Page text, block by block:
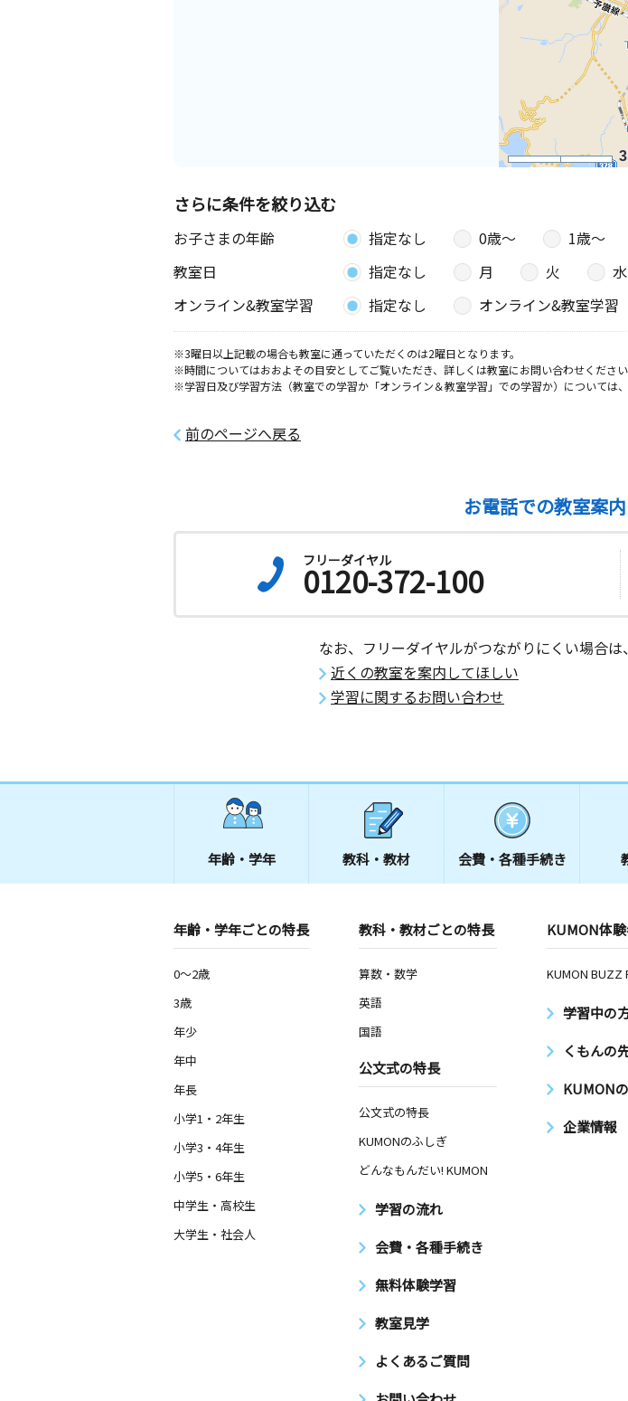
さらに条件を絞り込む
お子さまの年齢 指定なし 0歳〜 1歳〜
教室日
指定なし 月 火 水
オンライン&教室学習
指定なし オンライン&教室学習
※3曜日以上記載の場合も教室に通っていただくのは2曜日となります。
※時間についてはおおよその目安としてご覧いただき、詳しくは教室にお問い合わせくださ
※学習日及び学習方法（教室での学習か「オンライン＆教室学習」での学習か）については
前のページへ戻る
お電話での教室案内
フリーダイヤル
0120-372-100
なお、フリーダイヤルがつながりにくい場合は
近くの教室を案内してほしい
学習に関するお問い合わせ
年齢・学年 教科・教材 会費・ 各種手続き
年齢・学年ごとの特長
0～2歳
3歳
年少
年中
年長
小学1・2年生
小学3・4年生
小学5・6年生
中学生・高校生
大学生・社会人
教科・教材ごとの特長
算数・数学
英語
国語
公文式の特長
公文式の特長
KUMONのふしぎ
どんなもんだい! KUMON
学習の流れ
会費・各種手続き
無料体験学習
教室見学
よくあるご質問
KUMON体
KUMON BUZZ
学習中の
くもんの
KUMON
企業情報